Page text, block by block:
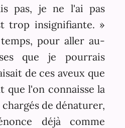
pas, je ne l'ai pas
trop insignifiante. »
pour aller au-
que je pourrais
de ces aveux que
que l'on connaisse la
de dénaturer,
déjà comme